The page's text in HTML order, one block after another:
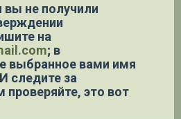
вы не получили
на
; в
выбранное вами имя
следите за
проверяйте, это вот